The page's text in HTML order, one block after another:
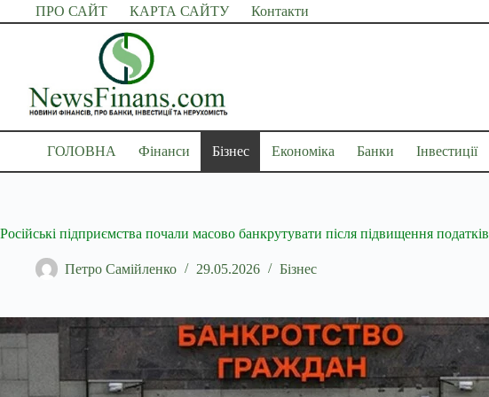
Перейти
до
ПРО САЙТ КАРТА САЙТУ Контакти
ГОЛОВНА Фінанси Бізнес Економіка Банки Інвестиції
Російські підприємства почали масово банкрутувати після підвищення податків
Петро Самійленко 29.05.2026 Бізнес